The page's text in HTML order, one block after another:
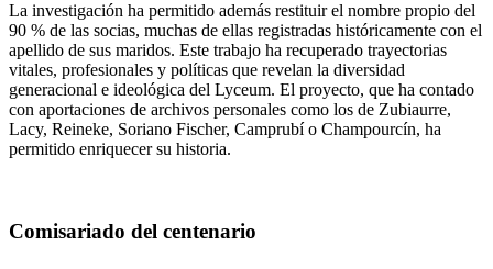
La investigación ha permitido además restituir el nombre propio del
90 % de las socias, muchas de ellas registradas históricamente con el
apellido de sus maridos. Este trabajo ha recuperado trayectorias
vitales, profesionales y políticas que revelan la diversidad
generacional e ideológica del Lyceum. El proyecto, que ha contado
con aportaciones de archivos personales como los de Zubiaurre,
Lacy, Reineke, Soriano Fischer, Camprubí o Champourcín, ha
permitido enriquecer su historia.
Comisariado del centenario